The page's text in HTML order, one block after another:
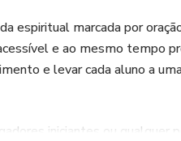
espiritual marcada por
e ao mesmo tempo
e levar cada aluno a
iniciantes ou qualquer